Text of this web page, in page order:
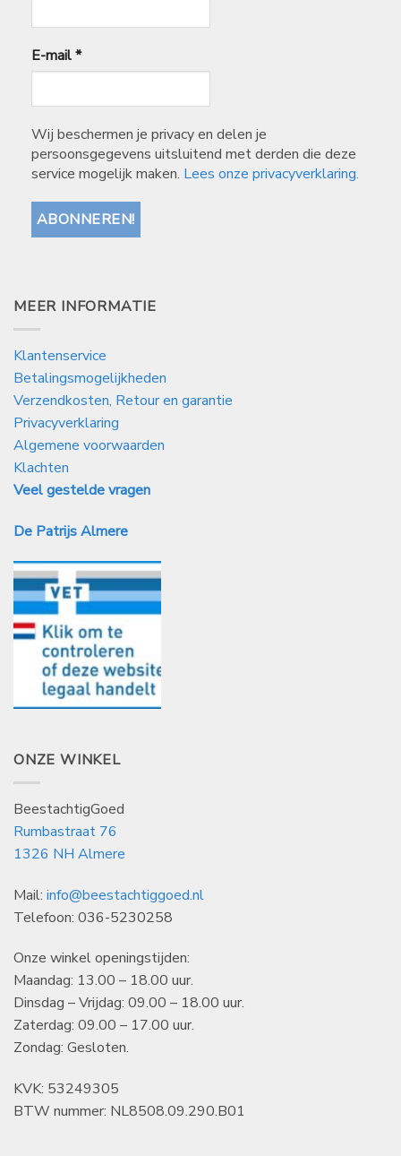
E-mail*
Wij beschermen je privacy en delen je
persoonsgegevens uitsluitend met derden die deze
service mogelijk maken. Lees onze privacyverklaring.
MEER INFORMATIE
Klantenservice
Betalingsmogelijkheden
Verzendkosten, Retour en garantie
Privacyverklaring
Algemene voorwaarden
Klachten
Veel gestelde vragen
De Patrijs Almere
ONZE WINKEL
BeestachtigGoed
Rumbastraat 76
1326 NH Almere
Mail: info@beestachtiggoed.nl
Telefoon: 036-5230258
Onze winkel openingstijden:
Maandag: 13.00 – 18.00 uur.
Dinsdag – Vrijdag: 09.00 – 18.00 uur.
Zaterdag: 09.00 – 17.00 uur.
Zondag: Gesloten.
KVK: 53249305
BTW nummer: NL8508.09.290.B01